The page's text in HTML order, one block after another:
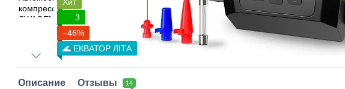
Хит
3
−46%
🌊 ЕКВАТОР ЛІТА
Описание Отзывы 14